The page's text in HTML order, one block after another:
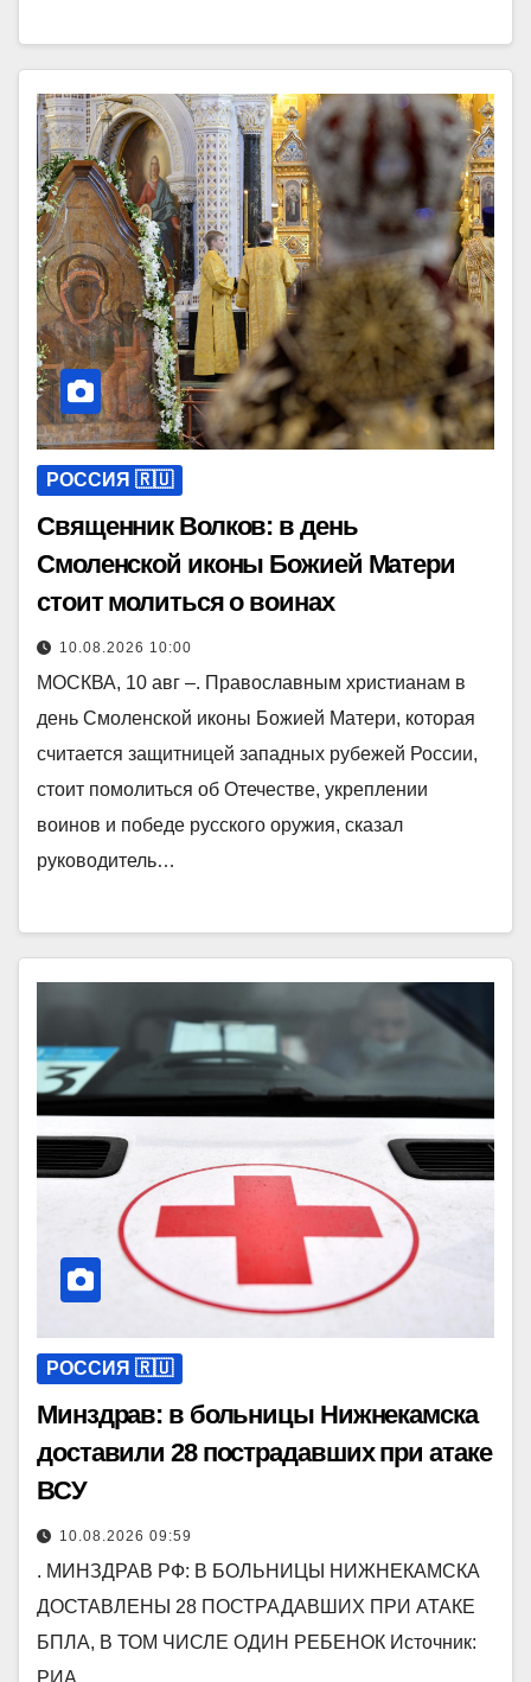
РОССИЯ 🇷🇺
Священник Волков: в день
Смоленской иконы Божией Матери
стоит молиться о воинах
10.08.2026 10:00
МОСКВА, 10 авг –. Православным христианам в
день Смоленской иконы Божией Матери, которая
считается защитницей западных рубежей России,
стоит помолиться об Отечестве, укреплении
воинов и победе русского оружия, сказал
руководитель…
РОССИЯ 🇷🇺
Минздрав: в больницы Нижнекамска
доставили 28 пострадавших при атаке
ВСУ
10.08.2026 09:59
. МИНЗДРАВ РФ: В БОЛЬНИЦЫ НИЖНЕКАМСКА
ДОСТАВЛЕНЫ 28 ПОСТРАДАВШИХ ПРИ АТАКЕ
БПЛА, В ТОМ ЧИСЛЕ ОДИН РЕБЕНОК Источник:
РИА